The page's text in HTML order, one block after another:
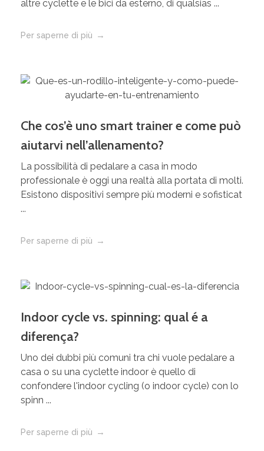
altre cyclette e le bici da esterno, di qualsias ...
Per saperne di più
Che cos’è uno smart trainer e come può
aiutarvi nell’allenamento?
La possibilità di pedalare a casa in modo
professionale è oggi una realtà alla portata di molti.
Esistono dispositivi sempre più moderni e sofisticat
...
Per saperne di più
Indoor cycle vs. spinning: qual é a
diferença?
Uno dei dubbi più comuni tra chi vuole pedalare a
casa o su una cyclette indoor è quello di
confondere l'indoor cycling (o indoor cycle) con lo
spinn ...
Per saperne di più